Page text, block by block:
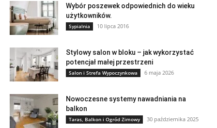
Wybór poszewek odpowiednich do wieku
użytkowników.
Sypialnia 10 lipca 2016
Stylowy salon w bloku – jak wykorzystać
potencjał małej przestrzeni
Salon i Strefa Wypoczynkowa 6 maja 2026
Nowoczesne systemy nawadniania na
balkon
Taras, Balkon i Ogród Zimowy 30 października 2025